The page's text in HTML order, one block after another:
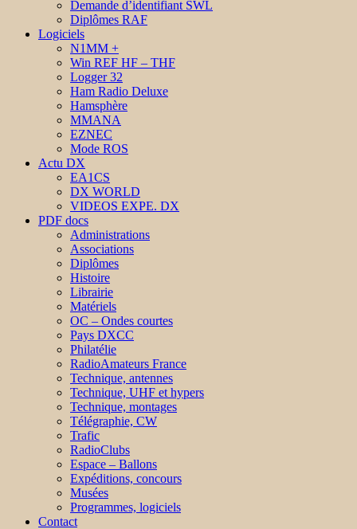
Demande d’identifiant SWL
Diplômes RAF
Logiciels
N1MM +
Win REF HF – THF
Logger 32
Ham Radio Deluxe
Hamsphère
MMANA
EZNEC
Mode ROS
Actu DX
EA1CS
DX WORLD
VIDEOS EXPE. DX
PDF docs
Administrations
Associations
Diplômes
Histoire
Librairie
Matériels
OC – Ondes courtes
Pays DXCC
Philatélie
RadioAmateurs France
Technique, antennes
Technique, UHF et hypers
Technique, montages
Télégraphie, CW
Trafic
RadioClubs
Espace – Ballons
Expéditions, concours
Musées
Programmes, logiciels
Contact